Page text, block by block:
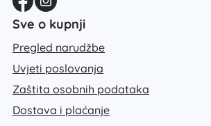
Sve o kupnji
Pregled narudžbe
Uvjeti poslovanja
Zaštita osobnih podataka
Dostava i plaćanje